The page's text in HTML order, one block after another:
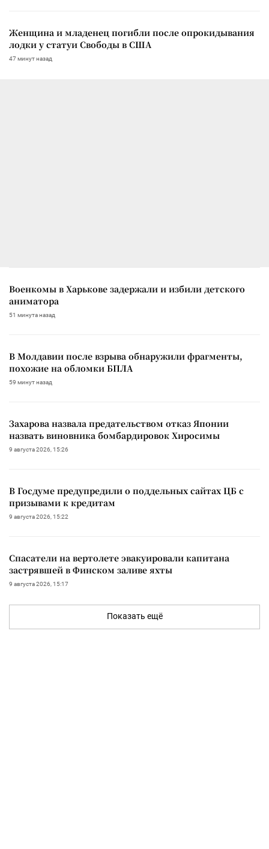
Женщина и младенец погибли после опрокидывания
лодки у статуи Свободы в США
47 минут назад
Военкомы в Харькове задержали и избили детского
аниматора
51 минута назад
В Молдавии после взрыва обнаружили фрагменты,
похожие на обломки БПЛА
59 минут назад
Захарова назвала предательством отказ Японии
назвать виновника бомбардировок Хиросимы
9 августа 2026, 15:26
В Госдуме предупредили о поддельных сайтах ЦБ с
призывами к кредитам
9 августа 2026, 15:22
Спасатели на вертолете эвакуировали капитана
застрявшей в Финском заливе яхты
9 августа 2026, 15:17
Показать ещё